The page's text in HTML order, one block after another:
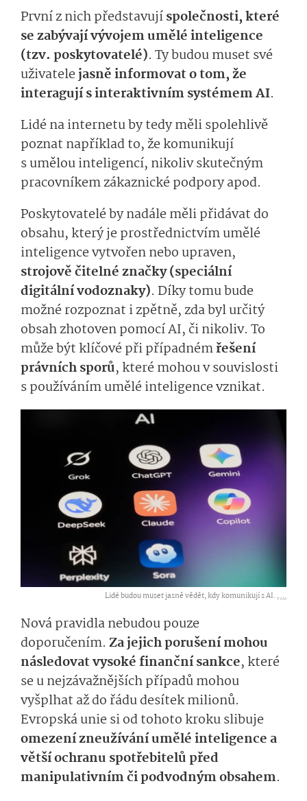
První z nich představujíspolečnosti, které
se zabývají vývojem umělé inteligence
(tzv. poskytovatelé). Ty budou muset své
uživatelejasně informovat o tom, že
interagují s interaktivním systémem AI.
Lidé na internetu by tedy měli spolehlivě
poznat například to, že komunikují
s umělou inteligencí, nikoliv skutečným
pracovníkem zákaznické podpory apod.
Poskytovatelé by nadále měli přidávat do
obsahu, který je prostřednictvím umělé
inteligence vytvořen nebo upraven,
strojově čitelné značky (speciální
digitální vodoznaky). Díky tomu bude
možné rozpoznat i zpětně, zda byl určitý
obsah zhotoven pomocí AI, či nikoliv. To
může být klíčové při případnémřešení
právních sporů, které mohou v souvislosti
s používáním umělé inteligence vznikat.
Lidé budou muset jasně vědět, kdy komunikují s AI. ,...
Nová pravidla nebudou pouze
doporučením. Za jejich porušení mohou
následovat vysoké finanční sankce, které
se u nejzávažnějších případů mohou
vyšplhat až do řádu desítek milionů.
Evropská unie si od tohoto kroku slibuje
omezení zneužívání umělé inteligence a
větší ochranu spotřebitelů před
manipulativním či podvodným obsahem.